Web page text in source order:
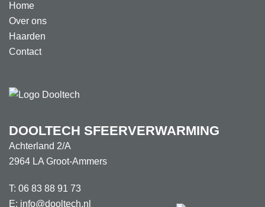
Home
Over ons
Haarden
Contact
DOOLTECH SFEERVERWARMING
Achterland 2/A
2964 LA Groot-Ammers
T: 06 83 88 91 73
E: info@dooltech.nl